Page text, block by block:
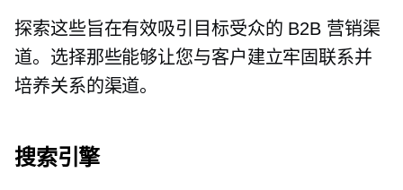
探索这些旨在有效吸引目标受众的 B2B 营销渠
道。选择那些能够让您与客户建立牢固联系并
培养关系的渠道。
搜索引擎